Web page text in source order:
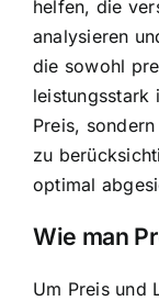
helfen, die
analysieren
die sowohl
leistungsstark
Preis,
zu
optimal
Wie man
Um Preis und